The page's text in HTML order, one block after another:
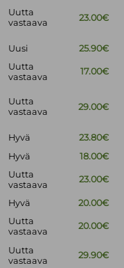
Uutta
vastaava
23.00€
Uusi 25.90€
Uutta
vastaava
17.00€
Uutta
vastaava
29.00€
Hyvä
23.80€
Hyvä 18.00€
Uutta
vastaava
23.00€
Hyvä 20.00€
Uutta
vastaava
20.00€
Uutta
vastaava
29.90€